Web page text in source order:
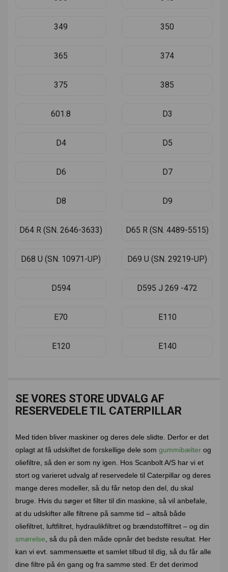
349 350
365 374
375 385
601.8 D3
D4 D5
D6 D7
D8 D9
D64 R (SN. 2646-3633) D65 R (SN. 4489-5515)
D68 U (SN. 10971-UP) D69 U (SN. 29219-UP)
D594 D595 J 269 -472
E70 E110
E120 E140
SE VORES STORE UDVALG AF
RESERVEDELE TIL CATERPILLAR
Med tiden bliver maskiner og deres dele slidte. Derfor er det
oplagt at få udskiftet de forskellige dele som gummibælter og
oliefiltre, så den er som ny igen. Hos Scanbolt A/S har vi et
stort og varieret udvalg af reservedele til Caterpillar og deres
mange deres modeller, så du får netop den del, du skal
bruge. Hvis du søger et filter til din maskine, så vil anbefale,
at du udskifter alle filtrene på samme tid – altså både
oliefiltret, luftfiltret, hydraulikfiltret og brændstoffiltret – og din
smørelse , så du på den måde opnår det bedste resultat. Her
kan vi evt. sammensætte et samlet tilbud til dig, så du får alle
dine filtre på én gang og fra samme sted. Er det derimod